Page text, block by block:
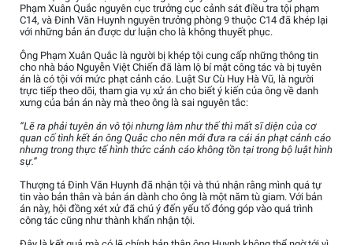
Phạm Xuân Quắc nguyên cục trưởng cục cảnh sát điều tra tội phạm
C14, và Đinh Văn Huynh nguyên trưởng phòng 9 thuộc C14 đã khép lại
với những bản án được dư luận cho là không thuyết phục.
Ông Phạm Xuân Quắc là người bị khép tội cung cấp những thông tin
cho nhà báo Nguyễn Việt Chiến đã làm lộ bí mật công tác và bị tuyên
án là có tội với mức phạt cảnh cáo. Luật Sư Cù Huy Hà Vũ, là người
trực tiếp theo dõi, tham gia vụ xử án cho biết ý kiến của ông về danh
xưng của bản án này mà theo ông là sai nguyên tắc:
“Lẽ ra phải tuyên án vô tội nhưng làm như thế thì mất sĩ diện của cơ
quan cố tình kết án ông Quắc cho nên mới đưa ra cái án phạt cảnh cáo
nhưng trong thực tế hình thức cảnh cáo không tồn tại trong bộ luật hình
sự.”
Thượng tá Đinh Văn Huynh đã nhận tội và thú nhận rằng mình quá tự
tin vào bản thân và bản án dành cho ông là một năm tù giam. Với bản
án này, hội đồng xét xử đã chú ý đến yếu tố đóng góp vào quá trình
công tác cũng như thành khẩn nhận tội.